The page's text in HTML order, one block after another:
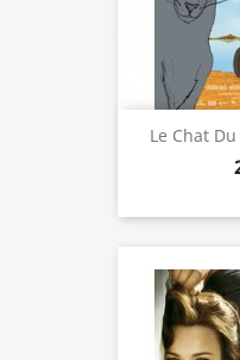
Le Chat